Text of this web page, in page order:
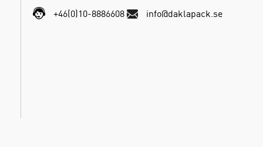
+46(0)10-8886608
info@daklapack.se